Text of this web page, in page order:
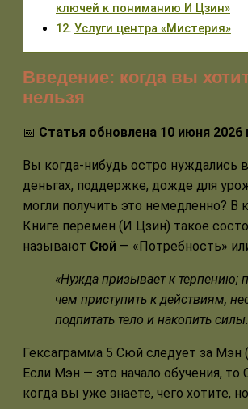
ключей к пониманию И Цзин»
Услуги центра «Мистерия»
Введение: когда вы
нельзя
📅 Статья обновлена 10 июня 2026
Вы когда-нибудь остро нуждались
деньгах, поддержке, дожде для
могли получить это немедленно? В
Книге перемен (И Цзин) такое
называют Сюй — «Потребность»
«Нужда призывает к терпению;
чем приступить к действиям,
подпитать тело и накопить
Гексаграмма 5 Сюй следует за Мэн
Если Мэн — это начало обучения,
когда вы уже знаете, чего хотите,